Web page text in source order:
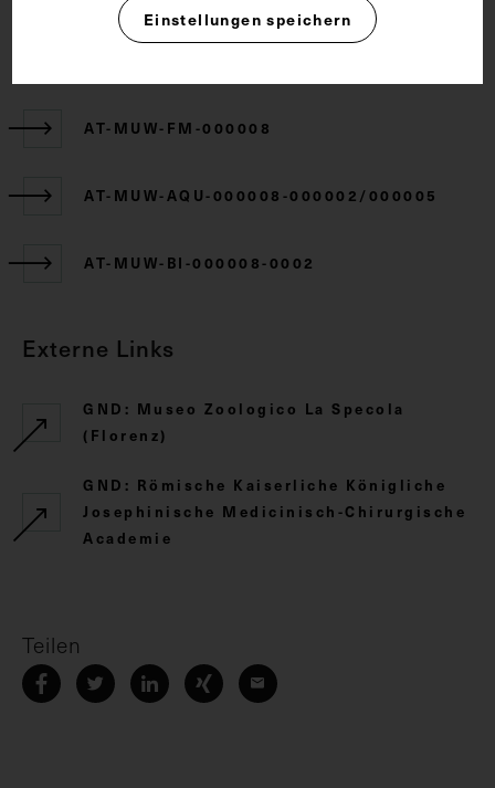
AT-MUW-FM-000008
AT-MUW-AQU-000008-000002/000005
AT-MUW-BI-000008-0002
Externe Links
GND: Museo Zoologico La Specola
(Florenz)
GND: Römische Kaiserliche Königliche
Josephinische Medicinisch-Chirurgische
Academie
Teilen
Einstellungen speichern